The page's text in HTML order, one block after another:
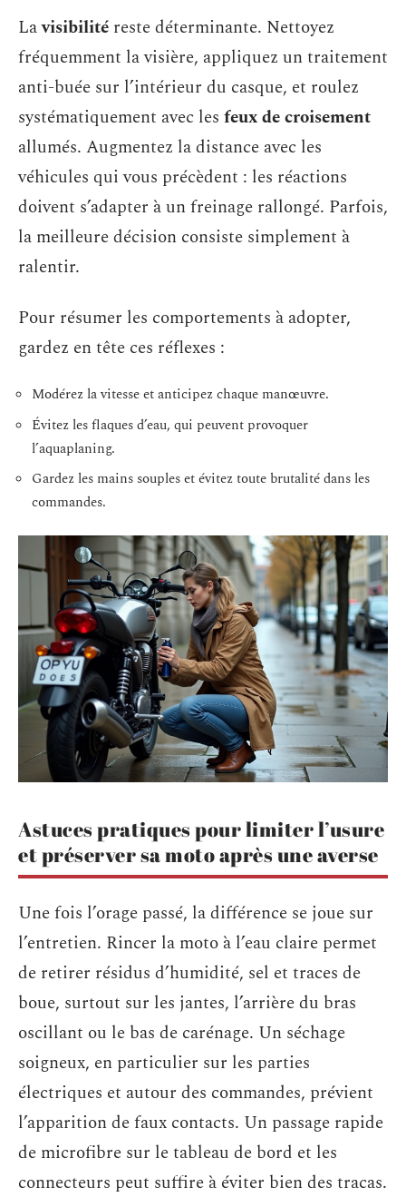
Lavisibilité reste déterminante. Nettoyez
fréquemment la visière, appliquez un traitement
anti-buée sur l’intérieur du casque, et roulez
systématiquement avec les feux de croisement
allumés. Augmentez la distance avec les
véhicules qui vous précèdent : les réactions
doivent s’adapter à un freinage rallongé. Parfois,
la meilleure décision consiste simplement à
ralentir.
Pour résumer les comportements à adopter,
gardez en tête ces réflexes :
Modérez la vitesse et anticipez chaque manœuvre.
Évitez les flaques d’eau, qui peuvent provoquer
l’aquaplaning.
Gardez les mains souples et évitez toute brutalité dans les
commandes.
Astuces pratiques pour limiter l’usure
et préserver sa moto après une averse
Une fois l’orage passé, la différence se joue sur
l’entretien. Rincer la moto à l’eau claire permet
de retirer résidus d’humidité, sel et traces de
boue, surtout sur les jantes, l’arrière du bras
oscillant ou le bas de carénage. Un séchage
soigneux, en particulier sur les parties
électriques et autour des commandes, prévient
l’apparition de faux contacts. Un passage rapide
de microfibre sur le tableau de bord et les
connecteurs peut suffire à éviter bien des tracas.